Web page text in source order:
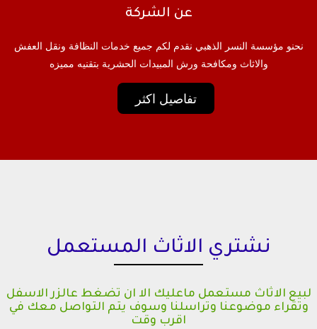
عن الشركة
نحنو مؤسسة النسر الذهبي نقدم لكم جميع خدمات النظافة ونقل العفش
والاثاث ومكافحة ورش المبيدات الحشرية بتقنيه مميزه
تفاصيل اكثر
نشتري الاثاث المستعمل
لبيع الاثاث مستعمل ماعليك الا ان تضغط عالزر الاسفل
وتقراء موضوعنا وتراسلنا وسوف يتم التواصل معك في
اقرب وقت